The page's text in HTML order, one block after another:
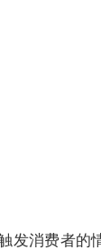
发消费者的